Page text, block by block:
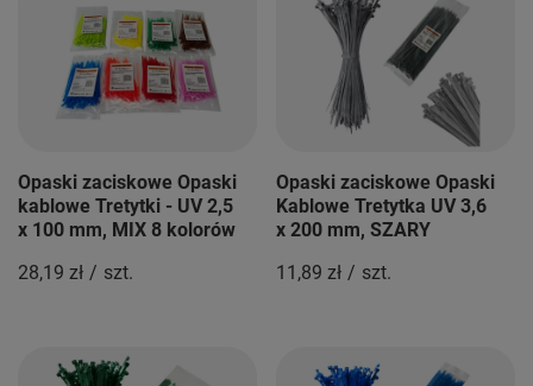
Opaski zaciskowe Opaski
kablowe Tretytki - UV 2,5
x 100 mm, MIX 8 kolorów
28,19 zł / szt.
Opaski zaciskowe Opaski
Kablowe Tretytka UV 3,6
x 200 mm, SZARY
11,89 zł / szt.